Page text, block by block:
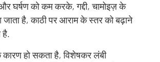
घर्षण को कम करके, गद्दी, चामोइज़ के
जाता है, काठी पर आराम के स्तर को बढ़ाने
है.
कारण हो सकता है, विशेषकर लंबी